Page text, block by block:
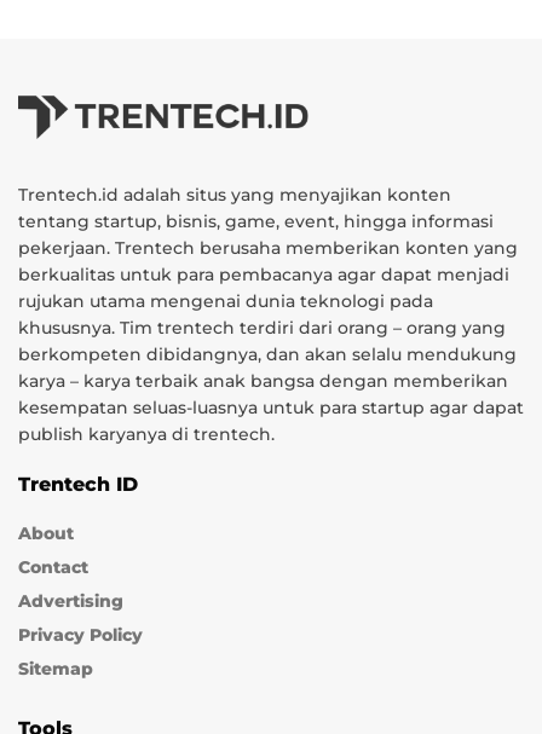
Trentech.id adalah situs yang menyajikan konten
tentang startup, bisnis, game, event, hingga informasi
pekerjaan. Trentech berusaha memberikan konten yang
berkualitas untuk para pembacanya agar dapat menjadi
rujukan utama mengenai dunia teknologi pada
khususnya. Tim trentech terdiri dari orang – orang yang
berkompeten dibidangnya, dan akan selalu mendukung
karya – karya terbaik anak bangsa dengan memberikan
kesempatan seluas-luasnya untuk para startup agar dapat
publish karyanya di trentech.
Trentech ID
About
Contact
Advertising
Privacy Policy
Sitemap
Tools